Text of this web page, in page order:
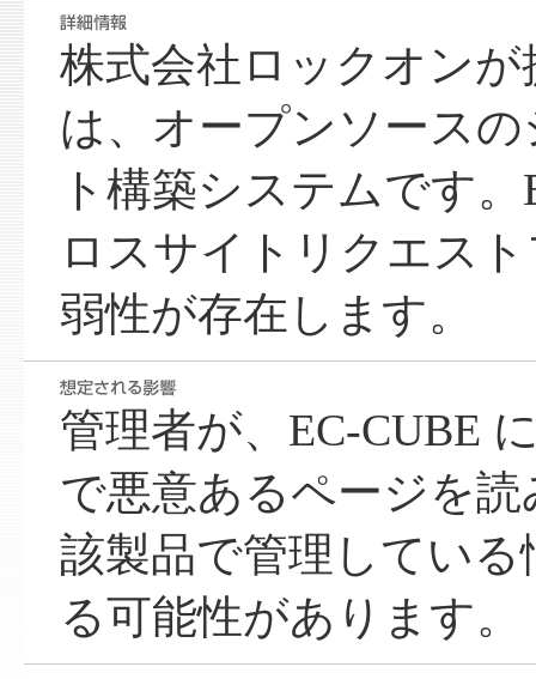
株式会社ロックオンが
は、オープンソース
ト構築システムです
ロスサイトリクエス
弱性が存在します。
管理者が、EC-CUBE
で悪意あるページを
該製品で管理してい
る可能性があります。